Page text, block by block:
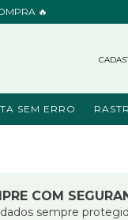
🔥
SEM ERRO
COM
sempre